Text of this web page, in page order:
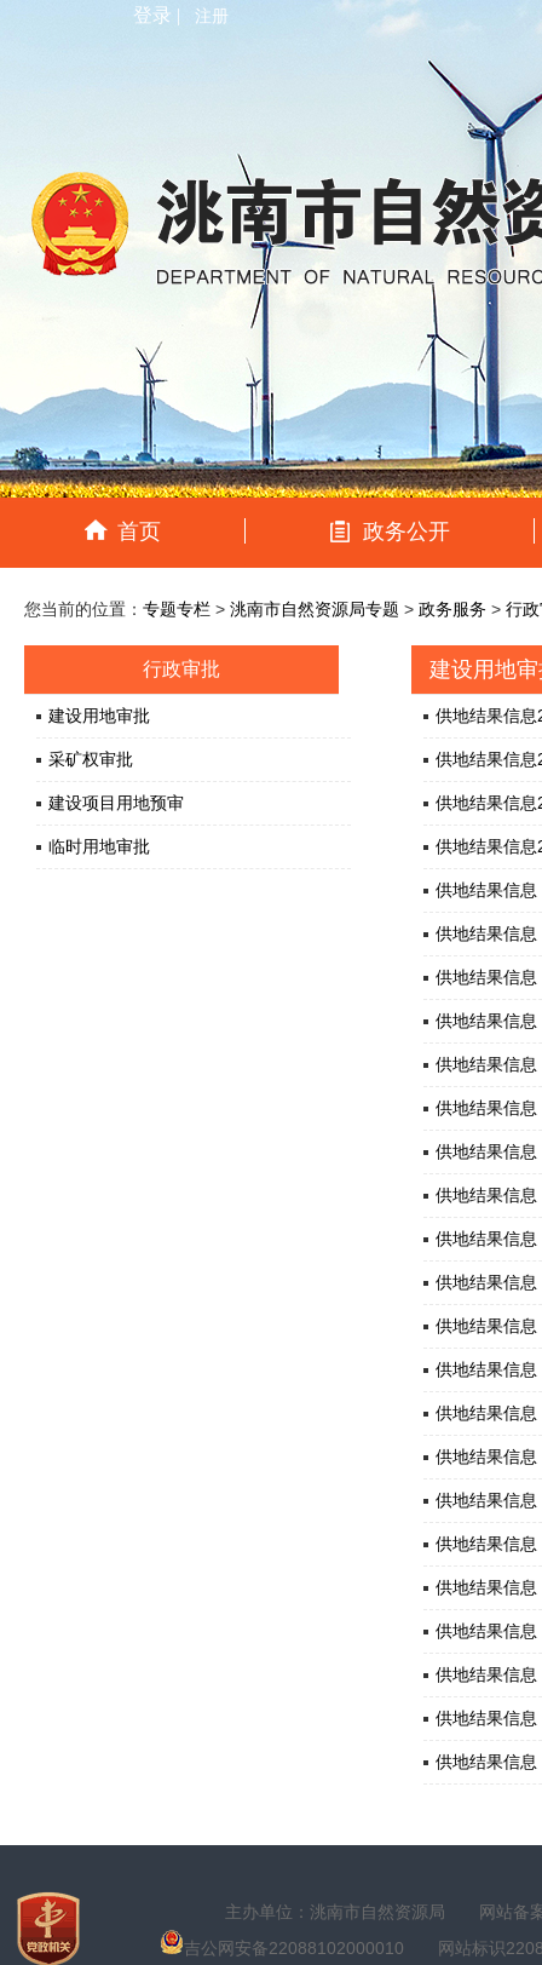
登录 | 注册
首页 政务公开
您当前的位置： 专题专栏 > 洮南市自然资源局专题 > 政务服务 > 行
行政审批
建设用地审批
采矿权审批
建设项目用地预审
临时用地审批
建设用地
供地结果信
供地结果信
供地结果信
供地结果信
供地结果信
供地结果信
供地结果信
供地结果信
供地结果信
供地结果信
供地结果信
供地结果信
供地结果信
供地结果信
供地结果信
供地结果信
供地结果信
供地结果信
供地结果信
供地结果信
供地结果信
供地结果信
供地结果信
供地结果信
供地结果信
主办单位：洮南市自然资源局
网站备
吉公网安备22088102000010 网站标识